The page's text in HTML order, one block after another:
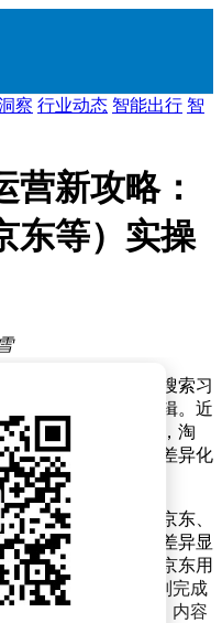
察 行业动态 智能出行 智
营新攻略：
东等）实操
的深刻变革，用户搜索习
在重塑平台运营逻辑。近
台实操指南》显示，淘
大主流平台已形成差异化
搜索流量价值。
明显分野。淘宝、京东、
核心，但流量结构差异显
算法复杂度居首；京东用
核心流量；拼多多则完成
成交占比突破35%。内容